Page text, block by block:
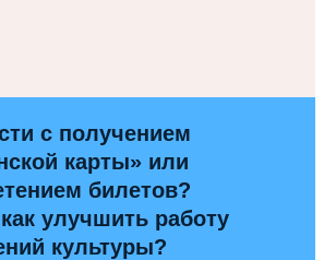
с получением
карты» или
билетов?
улучшить работу
культуры?